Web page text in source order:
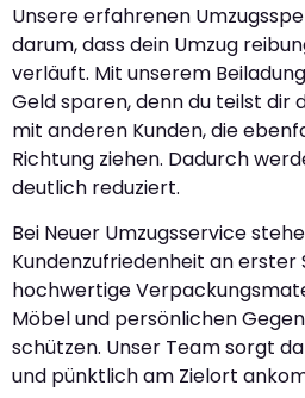
Unsere erfahrenen
darum, dass dein Umzug
verläuft. Mit unserem
Geld sparen, denn du teilst dir
mit anderen Kunden, die
Richtung ziehen. Dadurch
deutlich reduziert.
Bei Neuer Umzugsservice
Kundenzufriedenheit an erster
hochwertige
Möbel und persönlichen
schützen. Unser Team sorgt
und pünktlich am Zielort